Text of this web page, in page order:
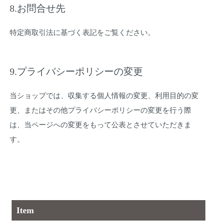
8.お問合せ先
特定商取引法に基づく表記をご覧ください。
9.プライバシーポリシーの変更
当ショップでは、収集する個人情報の変更、利用目的の変
更、またはその他プライバシーポリシーの変更を行う際
は、当ページへの変更をもって公表とさせていただきま
す。
Item